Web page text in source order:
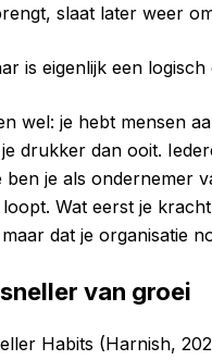
slaat later weer
is eigenlijk een
wel: je hebt mensen
drukker dan ooit.
ben je als ondernemer
Wat eerst je
dat je organisatie
van groei
Habits (Harnish,